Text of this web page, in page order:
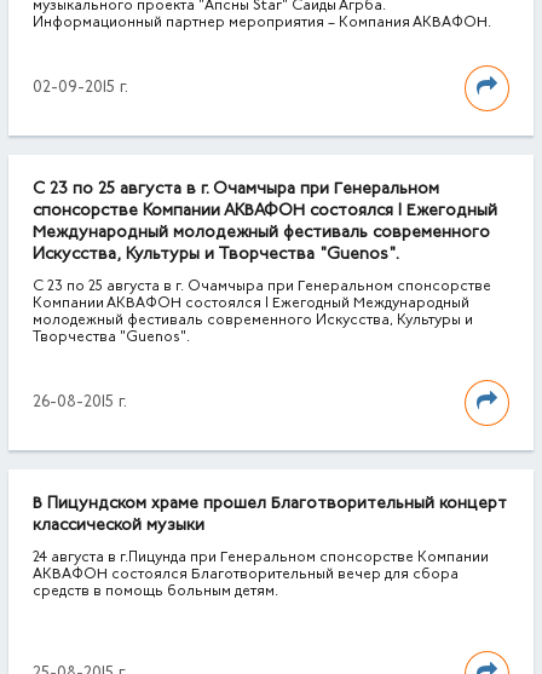
музыкального проекта "Апсны Star" Саиды Агрба.
Информационный партнер мероприятия – Компания АКВАФОН.
02-09-2015 г.
С 23 по 25 августа в г. Очамчыра при Генеральном
спонсорстве Компании АКВАФОН состоялся I Ежегодный
Международный молодежный фестиваль современного
Искусства, Культуры и Творчества "Guenos".
С 23 по 25 августа в г. Очамчыра при Генеральном спонсорстве
Компании АКВАФОН состоялся I Ежегодный Международный
молодежный фестиваль современного Искусства, Культуры и
Творчества "Guenos".
26-08-2015 г.
В Пицундском храме прошел Благотворительный концерт
классической музыки
24 августа в г.Пицунда при Генеральном спонсорстве Компании
АКВАФОН состоялся Благотворительный вечер для сбора
средств в помощь больным детям.